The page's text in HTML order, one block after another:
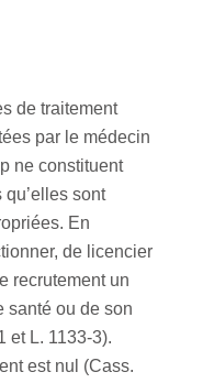
de traitement
par le médecin
ne constituent
sont
En
de licencier
recrutement un
santé ou de son
et L. 1133-3).
est nul (Cass.